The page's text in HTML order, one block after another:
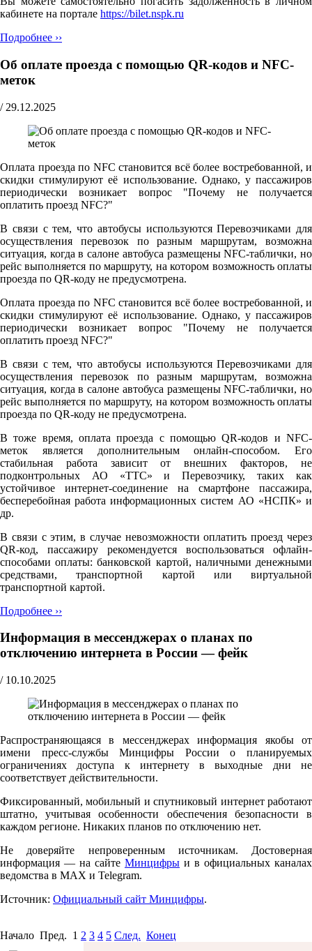
кабинете на портале https://bilet.nspk.ru
Подробнее ››
Об оплате проезда с помощью QR-кодов и NFC-
меток
/ 29.12.2025
Оплата проезда по NFC становится всё более востребованной, и
скидки стимулируют её использование. Однако, у пассажиров
периодически возникает вопрос "Почему не получается
оплатить проезд NFC?"
В связи с тем, что автобусы используются Перевозчиками для
осуществления перевозок по разным маршрутам, возможна
ситуация, когда в салоне автобуса размещены NFC-таблички, но
рейс выполняется по маршруту, на котором возможность оплаты
проезда по QR-коду не предусмотрена.
Оплата проезда по NFC становится всё более востребованной, и
скидки стимулируют её использование. Однако, у пассажиров
периодически возникает вопрос "Почему не получается
оплатить проезд NFC?"
В связи с тем, что автобусы используются Перевозчиками для
осуществления перевозок по разным маршрутам, возможна
ситуация, когда в салоне автобуса размещены NFC-таблички, но
рейс выполняется по маршруту, на котором возможность оплаты
проезда по QR-коду не предусмотрена.
В тоже время, оплата проезда с помощью QR-кодов и NFC-
меток является дополнительным онлайн-способом. Его
стабильная работа зависит от внешних факторов, не
подконтрольных АО «ТТС» и Перевозчику, таких как
устойчивое интернет-соединение на смартфоне пассажира,
бесперебойная работа информационных систем АО «НСПК» и
др.
В связи с этим, в случае невозможности оплатить проезд через
QR-код, пассажиру рекомендуется воспользоваться офлайн-
способами оплаты: банковской картой, наличными денежными
средствами, транспортной картой или виртуальной
транспортной картой.
Подробнее ››
Информация в мессенджерах о планах по
отключению интернета в России — фейк
/ 10.10.2025
Распространяющаяся в мессенджерах информация якобы от
имени пресс-службы Минцифры России о планируемых
ограничениях доступа к интернету в выходные дни не
соответствует действительности.
Фиксированный, мобильный и спутниковый интернет работают
штатно, учитывая особенности обеспечения безопасности в
каждом регионе. Никаких планов по отключению нет.
Не доверяйте непроверенным источникам. Достоверная
информация — на сайте Минцифры и в официальных каналах
ведомства в MAX и Telegram.
Источник: Официальный сайт Минцифры.
Начало Пред. 1 2 3 4 5 След. Конец